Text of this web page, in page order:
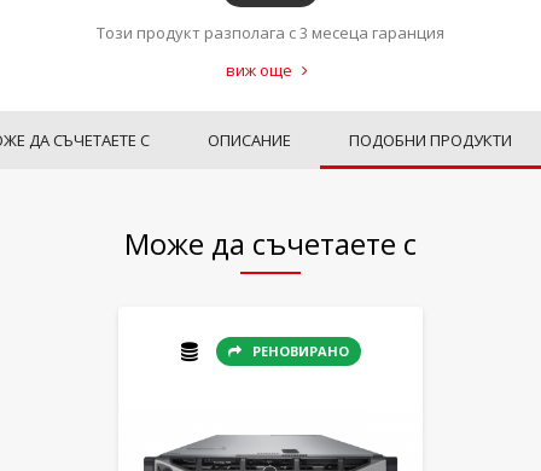
Този продукт разполага с 3 месеца гаранция
виж още
ДА СЪЧЕТАЕТЕ С ОПИСАНИЕ ПОДОБНИ ПРОДУКТИ
Може да съчетаете с
РЕНОВИРАНО